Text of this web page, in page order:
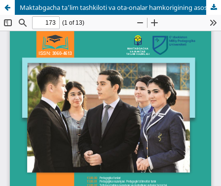
Maktabgacha ta’lim tashkiloti va ota-onalar hamkorigining asosiy shakllari